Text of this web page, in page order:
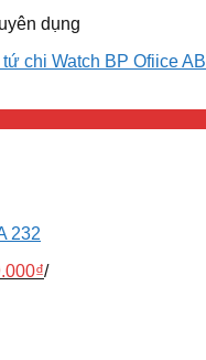
dụng
chi Watch BP Ofiice ABI
232
₫/